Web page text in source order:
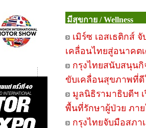
มีสุขกาย / Wellness
เมิร์ซ เอสเธติกส์
เคลื่อนไทยสู่อนาคต
กรุงไทยสนับสนุนกิ
ขับเคลื่อนสุขภาพที่
มูลนิธิรามาธิบดีฯ
พื้นที่รักษาผู้ป่วย ภา
กรุงไทยจับมือสภา